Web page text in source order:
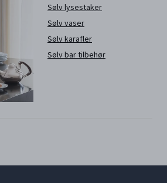
Sølv lysestaker
Sølv vaser
Sølv karafler
Sølv bar tilbehør